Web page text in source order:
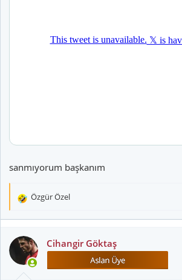
sanmıyorum başkanım
T
k
l
Özgür Özel
Cihangir Göktaş